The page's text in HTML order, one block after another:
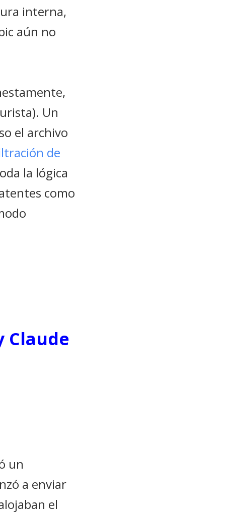
interna,
aún no
Un
el archivo
de
la lógica
como
Claude
un
a enviar
el